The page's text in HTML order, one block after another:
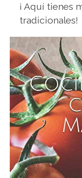
¡ Aquí tienes
tradicionales!